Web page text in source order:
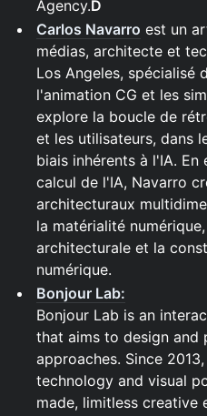
Agency.D
Carlos Navarro est un
médias, architecte et
Los Angeles, spécialisé
l'animation CG et les
explore la boucle de
et les utilisateurs, dans
biais inhérents à l'IA.
calcul de l'IA, Navarro
architecturaux
la matérialité
architecturale et la
numérique.
Bonjour Lab:
Bonjour Lab is an
that aims to design and
approaches. Since
technology and visual
made, limitless creative